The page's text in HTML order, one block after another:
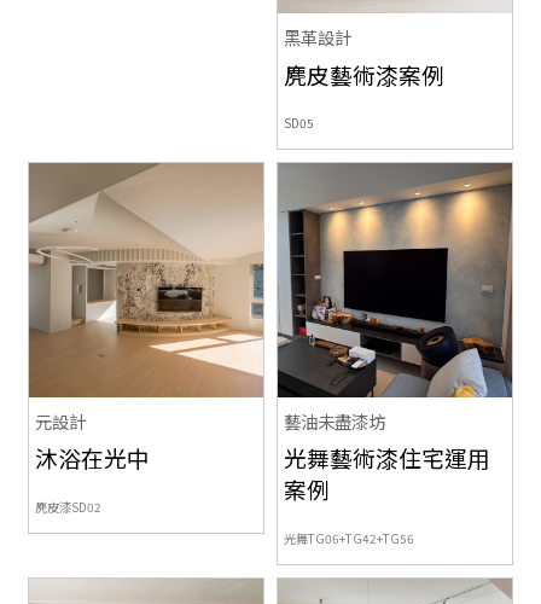
黑革設計
麂皮藝術漆案例
SD05
元設計
沐浴在光中
麂皮漆SD02
藝油未盡漆坊
光舞藝術漆住宅運用
案例
光舞TG06+TG42+TG56